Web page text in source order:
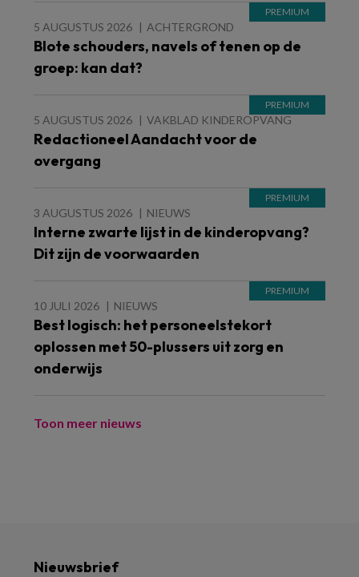
5 AUGUSTUS 2026 ACHTERGROND
Blote schouders, navels of tenen op de
groep: kan dat?
5 AUGUSTUS 2026 VAKBLAD KINDEROPVANG
Redactioneel Aandacht voor de
overgang
3 AUGUSTUS 2026 NIEUWS
Interne zwarte lijst in de kinderopvang?
Dit zijn de voorwaarden
10 JULI 2026 NIEUWS
Best logisch: het personeelstekort
oplossen met 50-plussers uit zorg en
onderwijs
Toon meer nieuws
Nieuwsbrief